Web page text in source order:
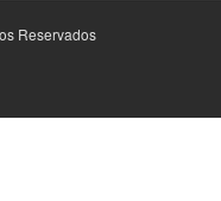
Reservados